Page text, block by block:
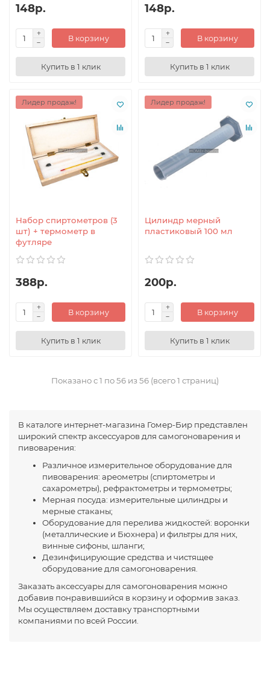
148р.
В корзину
Купить в 1 клик
148р.
В корзину
Купить в 1 клик
Лидер продаж!
Набор спиртометров (3
шт) + термометр в
футляре
388р.
В корзину
Купить в 1 клик
Лидер продаж!
Цилиндр мерный
пластиковый 100 мл
200р.
В корзину
Купить в 1 клик
Показано с 1 по 56 из 56 (всего 1 страниц)
В каталоге интернет-магазина Гомер-Бир представлен
широкий спектр аксессуаров для самогоноварения и
пивоварения:
Различное измерительное оборудование для
пивоварения: ареометры (спиртометры и
сахарометры), рефрактометры и термометры;
Мерная посуда: измерительные цилиндры и
мерные стаканы;
Оборудование для перелива жидкостей: воронки
(металлические и Бюхнера) и фильтры для них,
винные сифоны, шланги;
Дезинфицирующие средства и чистящее
оборудование для самогоноварения.
Заказать аксессуары для самогоноварения можно
добавив понравившийся в корзину и оформив заказ.
Мы осуществляем доставку транспортными
компаниями по всей России.